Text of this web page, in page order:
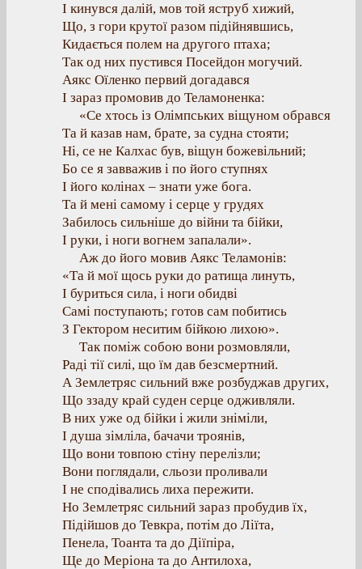
І кинувся далій, мов той яструб хижий,
Що, з гори крутої разом підійнявшись,
Кидається полем на другого птаха;
Так од них пустився Посейдон могучий.
Аякс Оїленко первий догадався
І зараз промовив до Теламоненка:
«Се хтось із Олімпських віщуном обрався
Та й казав нам, брате, за судна стояти;
Ні, се не Калхас був, віщун божевільний;
Бо се я завважив і по його ступнях
І його колінах – знати уже бога.
Та й мені самому і серце у грудях
Забилось сильніше до війни та бійки,
І руки, і ноги вогнем запалали».
Аж до його мовив Аякс Теламонів:
«Та й мої щось руки до ратища линуть,
І буриться сила, і ноги обидві
Самі поступають; готов сам побитись
З Гектором неситим бійкою лихою».
Так поміж собою вони розмовляли,
Раді тії силі, що їм дав безсмертний.
А Землетряс сильний вже розбуджав других,
Що ззаду край суден серце одживляли.
В них уже од бійки і жили зніміли,
І душа зімліла, бачачи троянів,
Що вони товпою стіну перелізли;
Вони поглядали, сльози проливали
І не сподівались лиха пережити.
Но Землетряс сильний зараз пробудив їх,
Підійшов до Тевкра, потім до Ліїта,
Пенела, Тоанта та до Діїпіра,
Ще до Меріона та до Антилоха,